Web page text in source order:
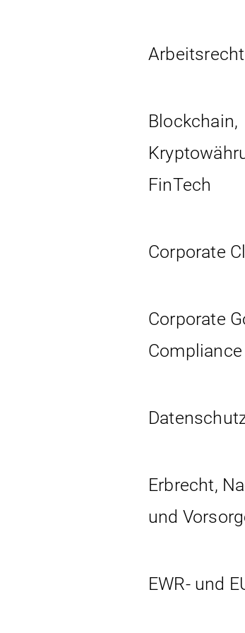
Arbeits­recht
Blockchain,
FinTech
Corporate
Corporate
Compliance
Erbrecht,
und
EWR- und